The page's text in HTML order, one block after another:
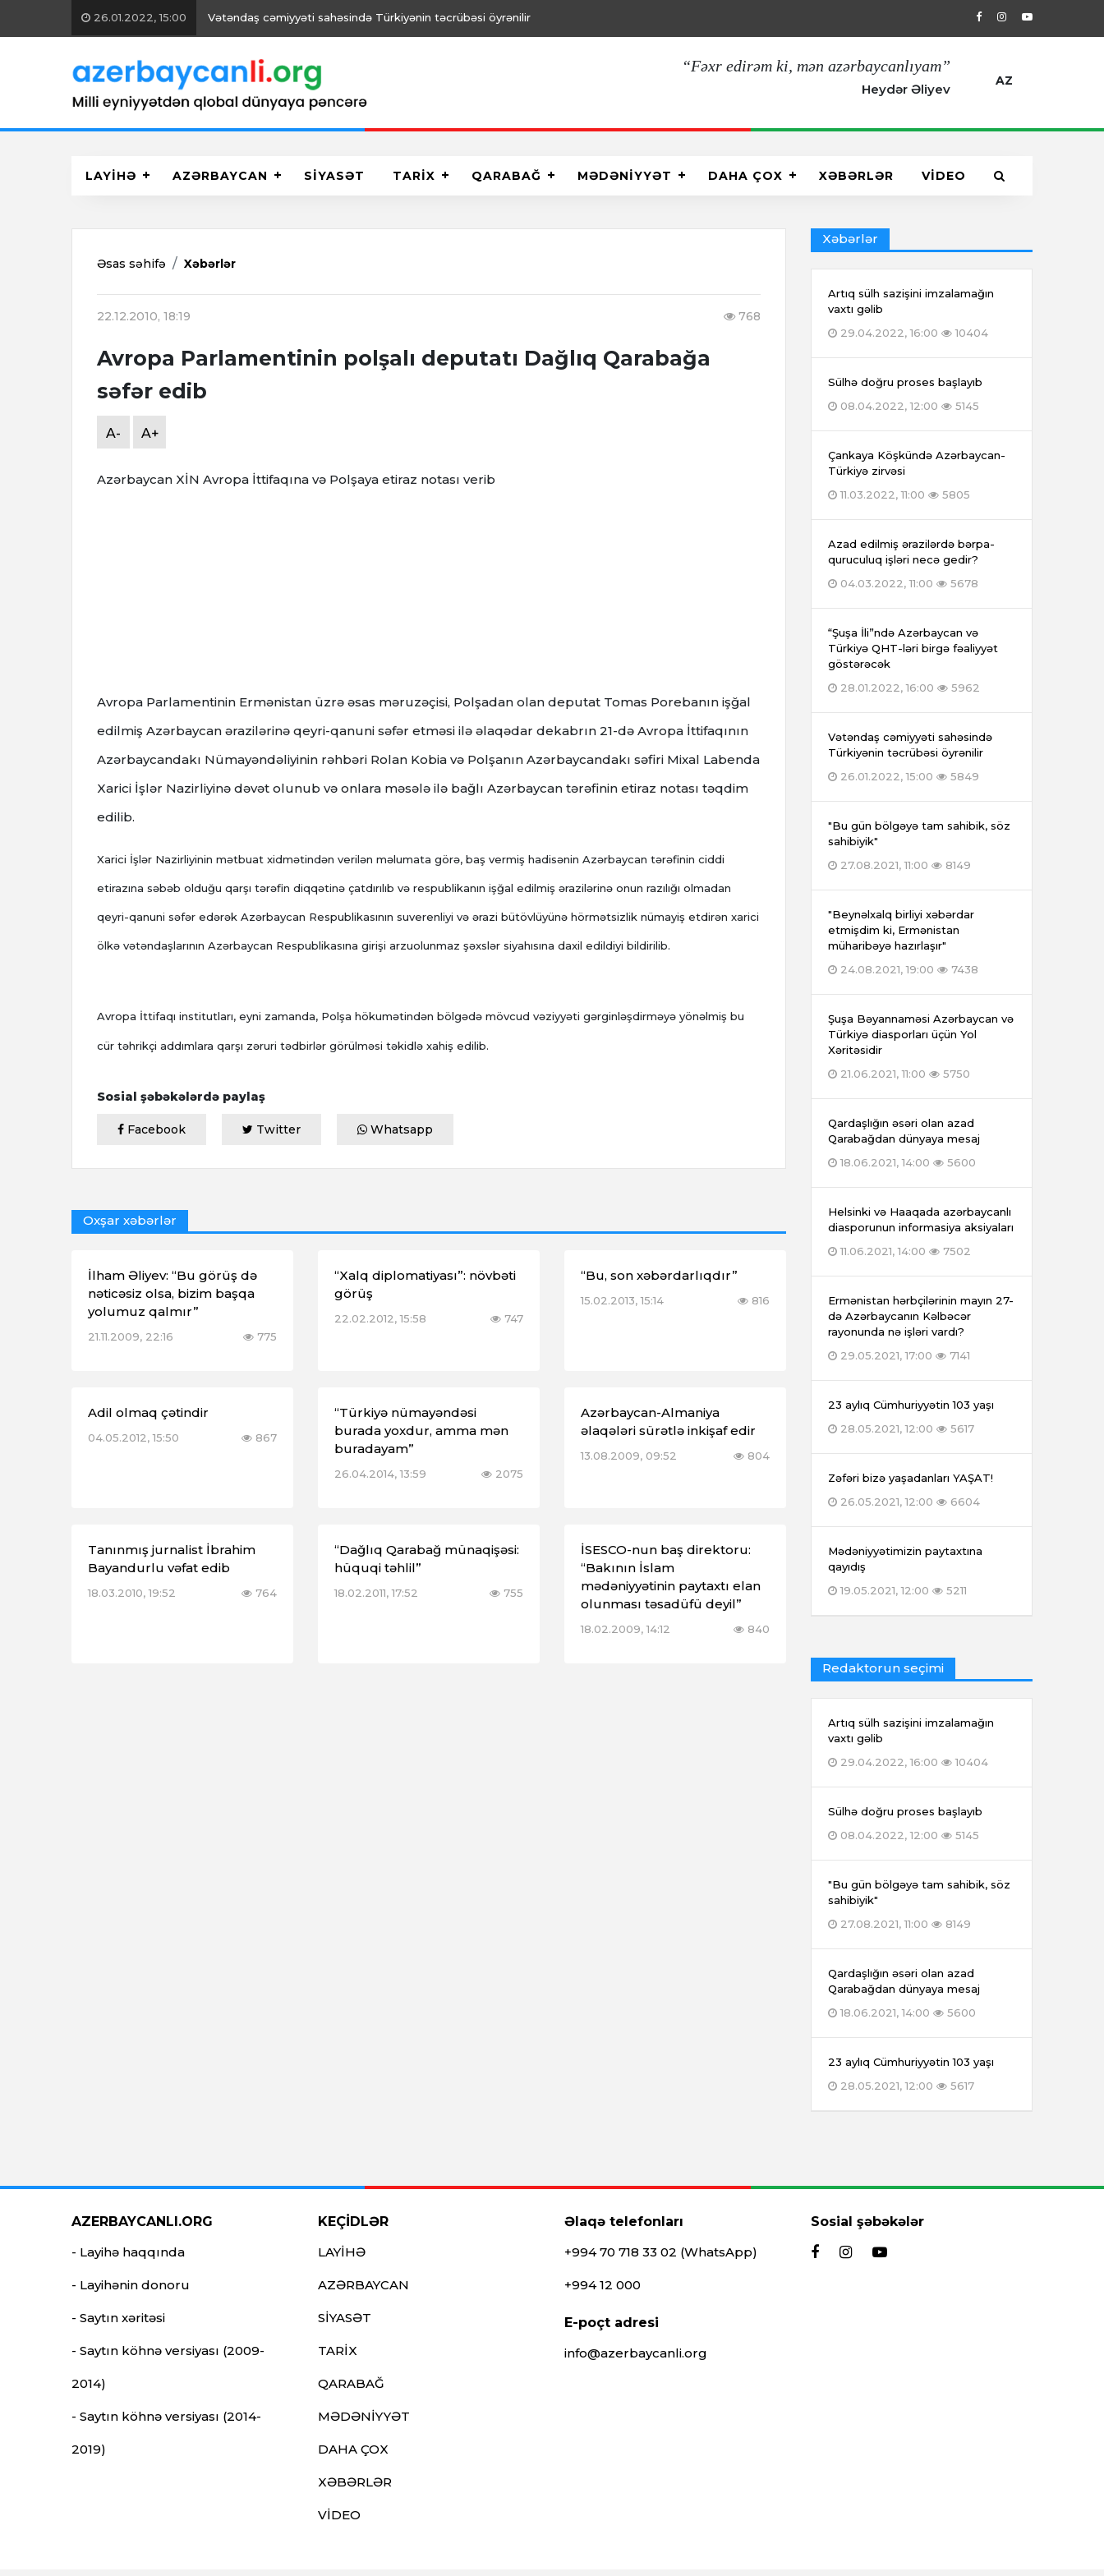
26.01.2022, 15:00 Vətəndaş cəmiyyəti sahəsində Türkiyənin təcrübəsi öyrənilir 29.04.2022, 16:00 Artıq sülh
“Fəxr edirəm ki, mən azərbaycanlıyam”
Heydər Əliyev
AZ
LAYİHƏ AZƏRBAYCAN SİYASƏT TARİX QARABAĞ MƏDƏNİYYƏT DAHA ÇOX XƏBƏRLƏR VİDEO
Əsas səhifə Xəbərlər
22.12.2010, 18:19 768
Avropa Parlamentinin polşalı deputatı Dağlıq Qarabağa
səfər edib
A- A+
Azərbaycan XİN Avropa İttifaqına və Polşaya etiraz notası verib
Avropa Parlamentinin Ermənistan üzrə əsas məruzəçisi, Polşadan olan deputat Tomas Porebanın işğal
edilmiş Azərbaycan ərazilərinə qeyri-qanuni səfər etməsi ilə əlaqədar dekabrın 21-də Avropa İttifaqının
Azərbaycandakı Nümayəndəliyinin rəhbəri Rolan Kobia və Polşanın Azərbaycandakı səfiri Mixal Labenda
Xarici İşlər Nazirliyinə dəvət olunub və onlara məsələ ilə bağlı Azərbaycan tərəfinin etiraz notası təqdim
edilib.
Xarici İşlər Nazirliyinin mətbuat xidmətindən verilən məlumata görə, baş vermiş hadisənin Azərbaycan tərəfinin ciddi
etirazına səbəb olduğu qarşı tərəfin diqqətinə çatdırılıb və respublikanın işğal edilmiş ərazilərinə onun razılığı olmadan
qeyri-qanuni səfər edərək Azərbaycan Respublikasının suverenliyi və ərazi bütövlüyünə hörmətsizlik nümayiş etdirən xarici
ölkə vətəndaşlarının Azərbaycan Respublikasına girişi arzuolunmaz şəxslər siyahısına daxil edildiyi bildirilib.
Avropa İttifaqı institutları, eyni zamanda, Polşa hökumətindən bölgədə mövcud vəziyyəti gərginləşdirməyə yönəlmiş bu
cür təhrikçi addımlara qarşı zəruri tədbirlər görülməsi təkidlə xahiş edilib.
Sosial şəbəkələrdə paylaş
Facebook Twitter Whatsapp
Oxşar xəbərlər
İlham Əliyev: “Bu görüş də
nəticəsiz olsa, bizim başqa
yolumuz qalmır”
21.11.2009, 22:16 775
“Xalq diplomatiyası”: növbəti
görüş
22.02.2012, 15:58 747
“Bu, son xəbərdarlıqdır”
15.02.2013, 15:14 816
Adil olmaq çətindir
04.05.2012, 15:50 867
“Türkiyə nümayəndəsi
burada yoxdur, amma mən
buradayam”
26.04.2014, 13:59 2075
Azərbaycan-Almaniya
əlaqələri sürətlə inkişaf edir
13.08.2009, 09:52 804
Tanınmış jurnalist İbrahim
Bayandurlu vəfat edib
18.03.2010, 19:52 764
“Dağlıq Qarabağ münaqişəsi:
hüquqi təhlil”
18.02.2011, 17:52 755
İSESCO-nun baş direktoru:
“Bakının İslam
mədəniyyətinin paytaxtı elan
olunması təsadüfü deyil”
18.02.2009, 14:12 840
Xəbərlər
Artıq sülh sazişini imzalamağın
vaxtı gəlib
29.04.2022, 16:00
10404
Sülhə doğru proses başlayıb
08.04.2022, 12:00
5145
Çankaya Köşkündə Azərbaycan-
Türkiyə zirvəsi
11.03.2022, 11:00
5805
Azad edilmiş ərazilərdə bərpa-
quruculuq işləri necə gedir?
04.03.2022, 11:00
5678
“Şuşa İli”ndə Azərbaycan və
Türkiyə QHT-ləri birgə fəaliyyət
göstərəcək
28.01.2022, 16:00
5962
Vətəndaş cəmiyyəti sahəsində
Türkiyənin təcrübəsi öyrənilir
26.01.2022, 15:00
5849
"Bu gün bölgəyə tam sahibik, söz
sahibiyik"
27.08.2021, 11:00
8149
"Beynəlxalq birliyi xəbərdar
etmişdim ki, Ermənistan
müharibəyə hazırlaşır"
24.08.2021, 19:00
7438
Şuşa Bəyannaməsi Azərbaycan və
Türkiyə diasporları üçün Yol
Xəritəsidir
21.06.2021, 11:00
5750
Qardaşlığın əsəri olan azad
Qarabağdan dünyaya mesaj
18.06.2021, 14:00
5600
Helsinki və Haaqada azərbaycanlı
diasporunun informasiya aksiyaları
11.06.2021, 14:00
7502
Ermənistan hərbçilərinin mayın 27-
də Azərbaycanın Kəlbəcər
rayonunda nə işləri vardı?
29.05.2021, 17:00
7141
23 aylıq Cümhuriyyətin 103 yaşı
28.05.2021, 12:00
5617
Zəfəri bizə yaşadanları YAŞAT!
26.05.2021, 12:00
6604
Mədəniyyətimizin paytaxtına
qayıdış
19.05.2021, 12:00
5211
Redaktorun seçimi
Artıq sülh sazişini imzalamağın
vaxtı gəlib
29.04.2022, 16:00
10404
Sülhə doğru proses başlayıb
08.04.2022, 12:00
5145
"Bu gün bölgəyə tam sahibik, söz
sahibiyik"
27.08.2021, 11:00
8149
Qardaşlığın əsəri olan azad
Qarabağdan dünyaya mesaj
18.06.2021, 14:00
5600
23 aylıq Cümhuriyyətin 103 yaşı
28.05.2021, 12:00
5617
AZERBAYCANLI.ORG
- Layihə haqqında
- Layihənin donoru
- Saytın xəritəsi
- Saytın köhnə versiyası (2009-
2014)
- Saytın köhnə versiyası (2014-
2019)
KEÇİDLƏR
LAYİHƏ
AZƏRBAYCAN
SİYASƏT
TARİX
QARABAĞ
MƏDƏNİYYƏT
DAHA ÇOX
XƏBƏRLƏR
VİDEO
Əlaqə telefonları
+994 70 718 33 02 (WhatsApp)
+994 12 000
E-poçt adresi
info@azerbaycanli.org
Sosial şəbəkələr